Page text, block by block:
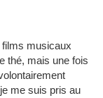
musicaux
thé, mais une fois
me suis pris au